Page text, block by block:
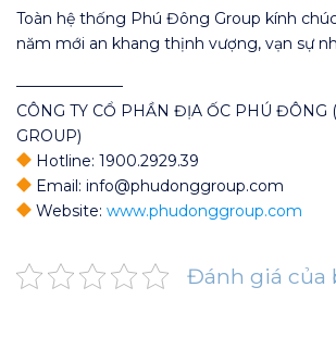
Toàn hệ thống Phú Đông Group kính
năm mới an khang thịnh vượng, vạn sự
———————
CÔNG TY CỔ PHẦN ĐỊA ỐC PHÚ ĐÔNG
GROUP)
Hotline: 1900.2929.39
Email: info@phudonggroup.com
Website: www.phudonggroup.com
Đánh giá của